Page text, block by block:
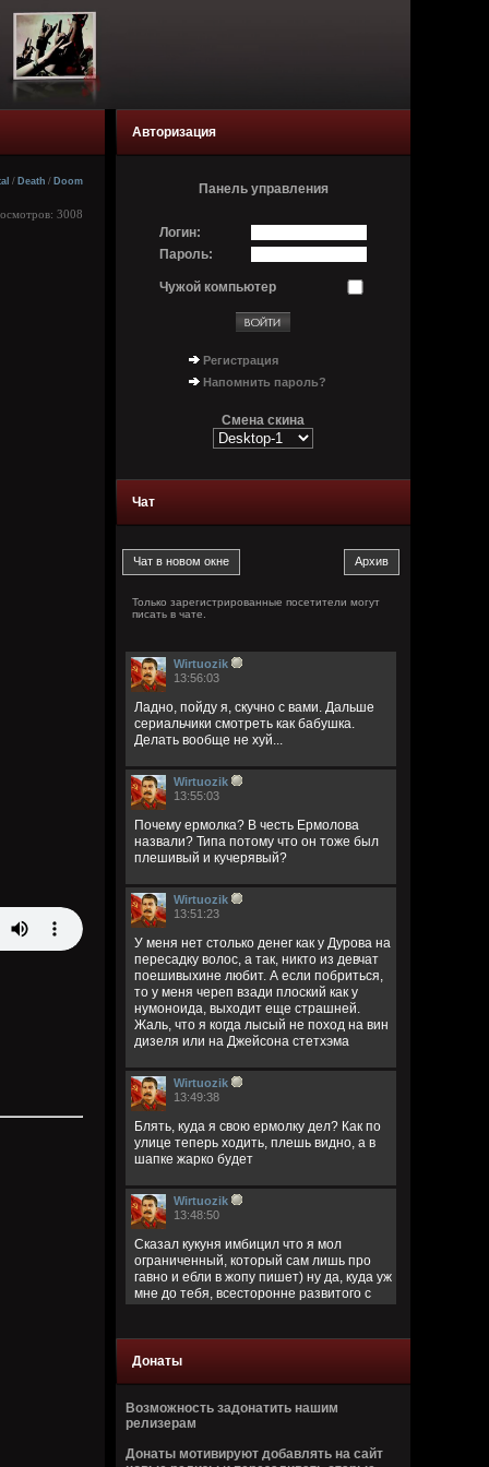
/ Death / Doom
3008
Авторизация
Панель управления
Логин:
Пароль:
Чужой компьютер
Регистрация
Напомнить пароль?
Смена скина
Чат
Только зарегистрированные посетители могут
писать в чате.
Wirtuozik
13:56:03
Ладно, пойду я, скучно с вами. Дальше
сериальчики смотреть как бабушка.
Делать вообще не хуй...
Wirtuozik
13:55:03
Почему ермолка? В честь Ермолова
назвали? Типа потому что он тоже был
плешивый и кучерявый?
Wirtuozik
13:51:23
У меня нет столько денег как у Дурова на
пересадку волос, а так, никто из девчат
поешивыхине любит. А если побриться,
то у меня череп взади плоский как у
нумоноида, выходит еще страшней.
Жаль, что я когда лысый не поход на вин
дизеля или на Джейсона стетхэма
Wirtuozik
13:49:38
Блять, куда я свою ермолку дел? Как по
улице теперь ходить, плешь видно, а в
шапке жарко будет
Wirtuozik
13:48:50
Сказал кукуня имбицил что я мол
ограниченный, который сам лишь про
гавно и ебли в жопу пишет) ну да, куда уж
мне до тебя, всесторонне развитого с
13:40:45
за запрещено цитировать что ли
ограниченый долбаеб просто, заебал
этим, давай там ещё про школьниц
Донаты
Возможность задонатить нашим
релизерам
Донаты мотивируют добавлять на сайт